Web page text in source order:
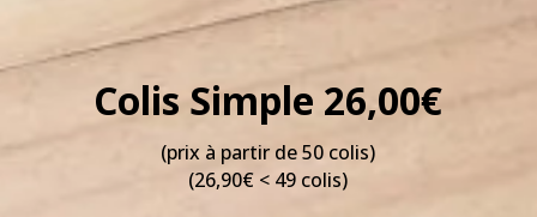
Colis Simple 26,00€
(prix à partir de 50 colis)
(26,90€ < 49 colis)